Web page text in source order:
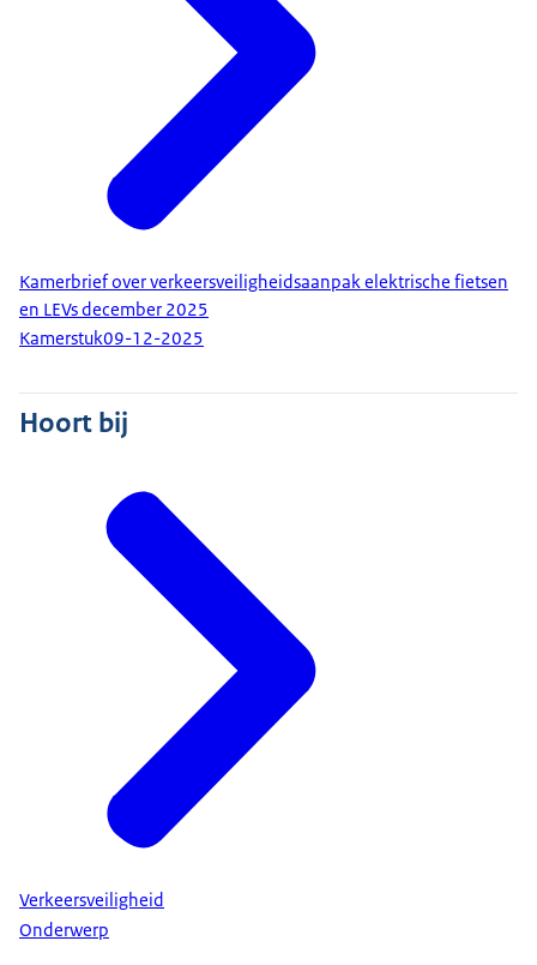
Kamerbrief over verkeersveiligheidsaanpak elektrische fietsen
en LEVs december 2025
Kamerstuk09-12-2025
Hoort bij
Verkeersveiligheid
Onderwerp